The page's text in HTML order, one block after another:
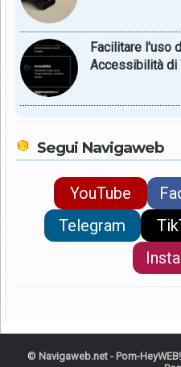
Facilitare l'uso
Accessibilità di
Segui Navigaweb
YouTube
Telegram
© Navigaweb.net - Pom-HeyWEB!